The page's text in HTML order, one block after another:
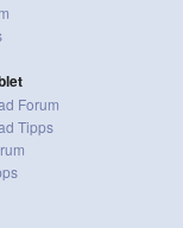
Forum
Tipps